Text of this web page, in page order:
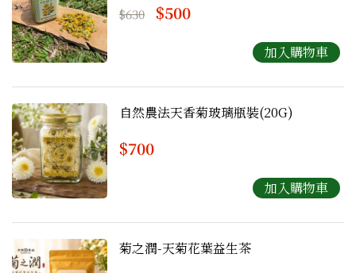
$630 $500
自然農法天香菊玻璃瓶裝(20G)
$700
菊之潤-天菊花葉益生茶